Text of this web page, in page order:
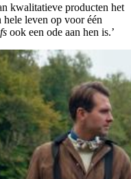
kwalitatieve producten het
leven op voor één
ook een ode aan hen is.’